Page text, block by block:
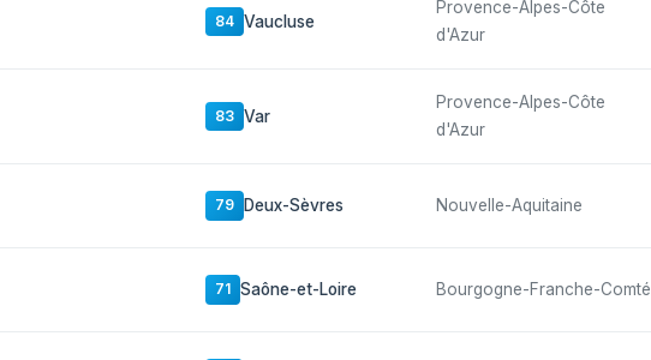
84 Vaucluse
Provence-Alpes-Côte
d'Azur
83 Var
Provence-Alpes-Côte
d'Azur
79 Deux-Sèvres Nouvelle-Aquitaine
71 Saône-et-Loire Bourgogne-Franche-Comté